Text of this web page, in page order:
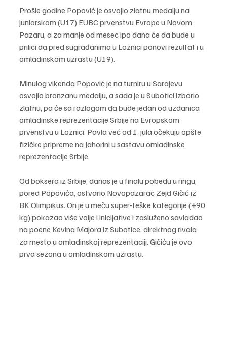
Prošle godine Popović je osvojio zlatnu medalju na
juniorskom (U17) EUBC prvenstvu Evrope u Novom
Pazaru, a za manje od mesec ipo dana će da bude u
prilici da pred sugrađanima u Loznici ponovi rezultat i u
omladinskom uzrastu (U19).
Minulog vikenda Popović je na turniru u Sarajevu
osvojio bronzanu medalju, a sada je u Subotici izborio
zlatnu, pa će sa razlogom da bude jedan od uzdanica
omladinske reprezentacije Srbije na Evropskom
prvenstvu u Loznici. Pavla već od 1. jula očekuju opšte
fizičke pripreme na Jahorini u sastavu omladinske
reprezentacije Srbije.
Od boksera iz Srbije, danas je u finalu pobedu u ringu,
pored Popovića, ostvario Novopazarac Zejd Gičić iz
BK Olimpikus. On je u meču super-teške kategorije (+90
kg) pokazao više volje i inicijative i zasluženo savladao
na poene Kevina Majora iz Subotice, direktnog rivala
za mesto u omladinskoj reprezentaciji. Gičiću je ovo
prva sezona u omladinskom uzrastu.